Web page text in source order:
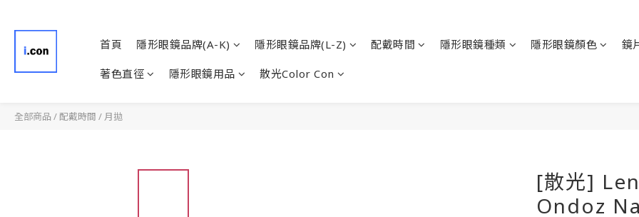
首頁 隱形眼鏡品牌(A-K) 隱形眼鏡品牌(L-Z) 配戴時間 隱形眼鏡種類 隱形眼鏡顏色 鏡
著色直徑 隱形眼鏡用品 散光Color Con
全部商品 /配戴時間 / 月拋
[散光]
Ondoz